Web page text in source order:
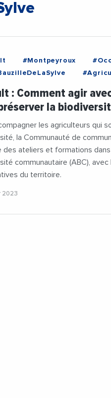
#Montpeyroux
: Comment agir
la
les agriculteurs qui
la Communauté de
des ateliers et formations
communautaire (ABC),
du territoire.
2023